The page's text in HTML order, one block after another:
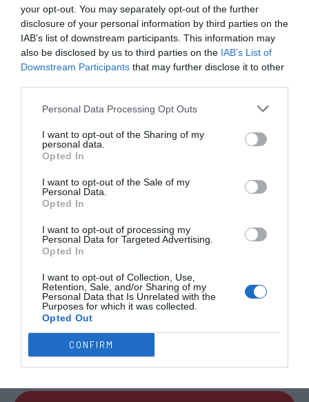
your opt-out. You may separately opt-out of the further
disclosure of your personal information by third parties on the
IAB’s list of downstream participants. This information may
also be disclosed by us to third parties on the IAB’s List of
Downstream Participants that may further disclose it to other
Personal Data Processing Opt Outs
I want to opt-out of the Sharing of my
personal data.
Opted In
I want to opt-out of the Sale of my
Personal Data.
Opted In
I want to opt-out of processing my
Personal Data for Targeted Advertising.
Opted In
I want to opt-out of Collection, Use,
Retention, Sale, and/or Sharing of my
Personal Data that Is Unrelated with the
Purposes for which it was collected.
Opted Out
CONFIRM
DESTAQUESDA SEMANA
CAMPEÕES, SUBIDAS E DESCIDAS2025-26